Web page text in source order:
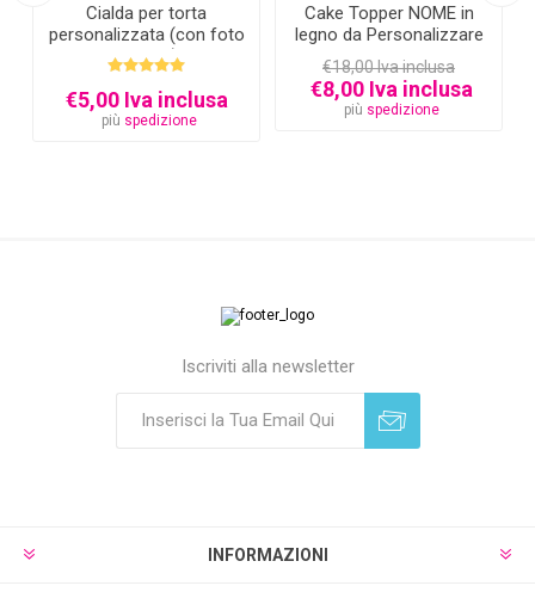
Cialda per torta
personalizzata (con foto
e testo)
€5,00 Iva inclusa
più spedizione
Cake Topper NOME in
legno da Personalizzare
€18,00 Iva inclusa
€8,00 Iva inclusa
più spedizione
Iscriviti alla newsletter
INFORMAZIONI